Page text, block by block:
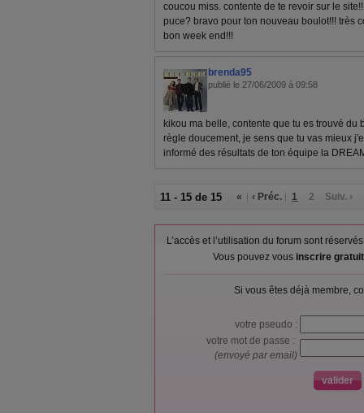
coucou miss. contente de te revoir sur le
puce? bravo pour ton nouveau boulot!!! très
bon week end!!!
brenda95
publié le 27/06/2009 à 09:58
kikou ma belle, contente que tu es trouvé du
règle doucement, je sens que tu vas mieux
informé des résultats de ton équipe la
11 - 15 de 15 « ‹ Préc. 1 2 Suiv. ›
L’accès et l’utilisation du forum sont
Vous pouvez vous inscrire
Si vous êtes déjà membre,
votre pseudo :
votre mot de passe :
(envoyé par email)